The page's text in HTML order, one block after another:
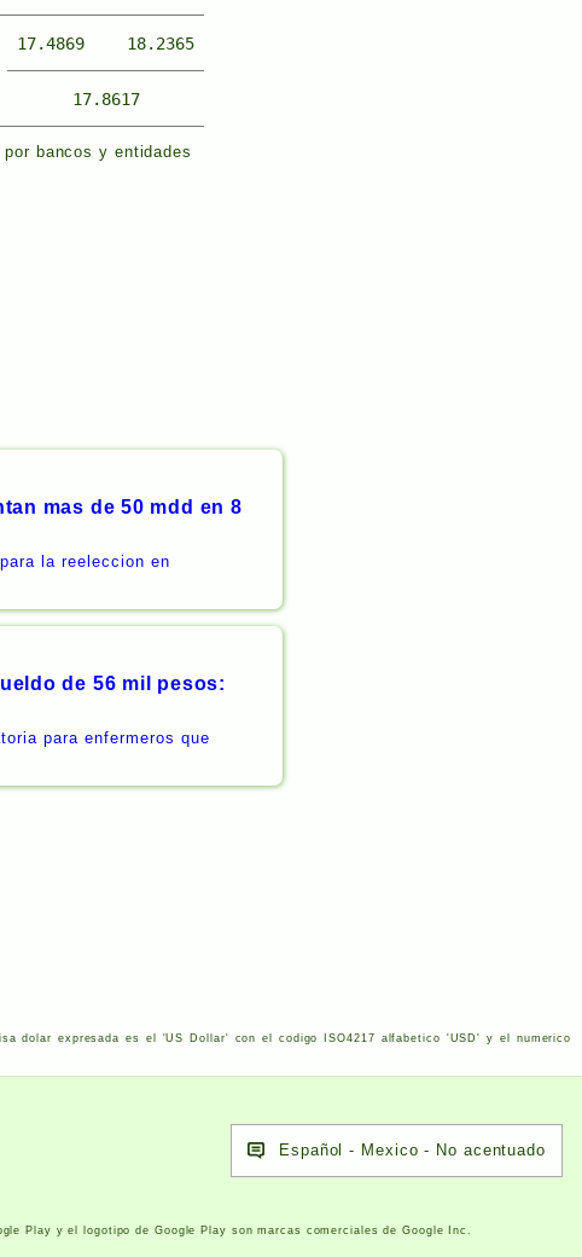
bancos y entidades
17.4869 18.2365
17.8617
mas de 50 mdd en 8
la reeleccion en
de 56 mil pesos:
para enfermeros que
dolar expresada es el 'US Dollar' con el codigo ISO4217 alfabetico 'USD' y el numerico
Español - Mexico - No acentuado
Play y el logotipo de Google Play son marcas comerciales de Google Inc.